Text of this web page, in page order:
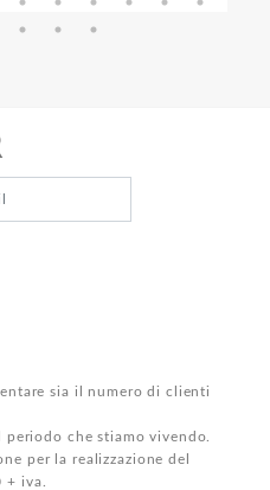
sia il numero di clienti
che stiamo vivendo.
per la realizzazione del
iva.